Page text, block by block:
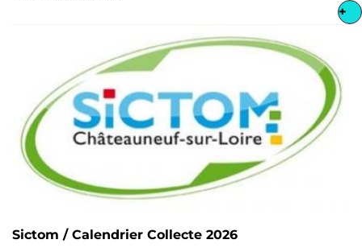
+
Sictom / Calendrier Collecte 2026